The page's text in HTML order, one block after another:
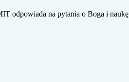
odpowiada na pytania o Boga i naukę